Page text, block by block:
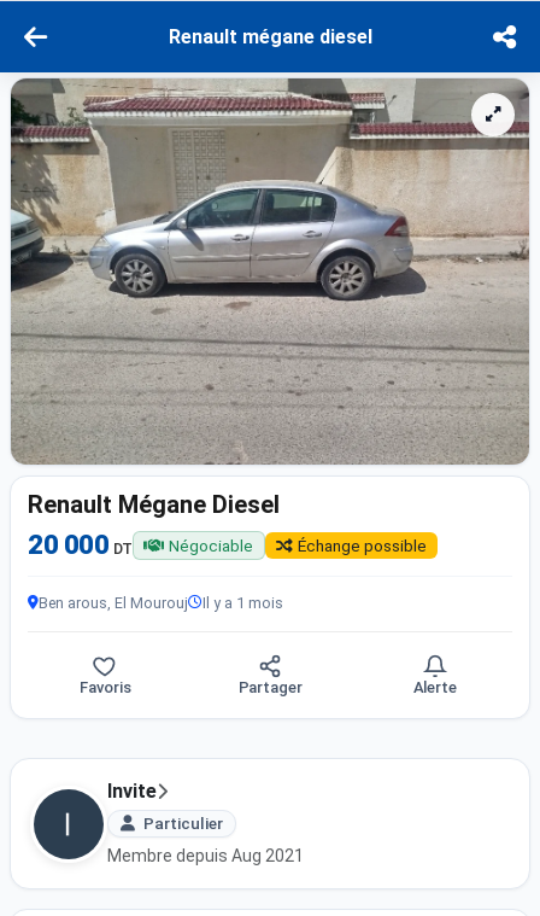
Renault mégane diesel
Renault Mégane Diesel
20 000 DT Négociable Échange possible
Ben arous, El Mourouj Il y a 1 mois
Favoris Partager Alerte
Invite
Particulier
Membre depuis Aug 2021